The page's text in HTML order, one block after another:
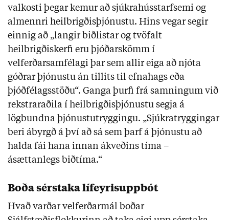
valkosti þegar kemur að sjúkrahússtarfsemi og
almennri heilbrigðisþjónustu. Hins vegar segir
einnig að „langir biðlistar og tvöfalt
heilbrigðiskerfi eru þjóðarskömm í
velferðarsamfélagi þar sem allir eiga að njóta
góðrar þjónustu án tillits til efnahags eða
þjóðfélagsstöðu“. Ganga þurfi frá samningum við
rekstraraðila í heilbrigðisþjónustu segja á
lögbundna þjónustutryggingu. „Sjúkratryggingar
beri ábyrgð á því að sá sem þarf á þjónustu að
halda fái hana innan ákveðins tíma –
ásættanlegs biðtíma.“
Boða sérstaka lífeyrisuppbót
Hvað varðar velferðarmál boðar